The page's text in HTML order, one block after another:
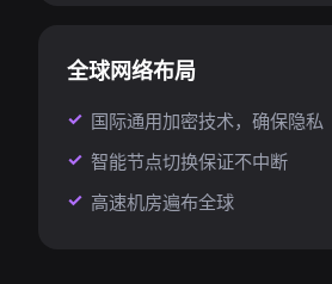
全球网络布局
国际通用加密技术，确保隐私
智能节点切换保证不中断
高速机房遍布全球